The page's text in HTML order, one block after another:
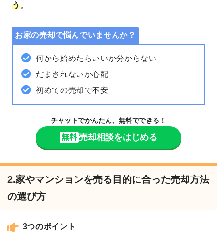
う。
お家の売却で悩んでいませんか？
何から始めたらいいか分からない
だまされないか心配
初めての売却で不安
チャットでかんたん、無料でできる！
無料 売却相談をはじめる
2.家やマンションを売る目的に合った売却方法
の選び方
3つのポイント